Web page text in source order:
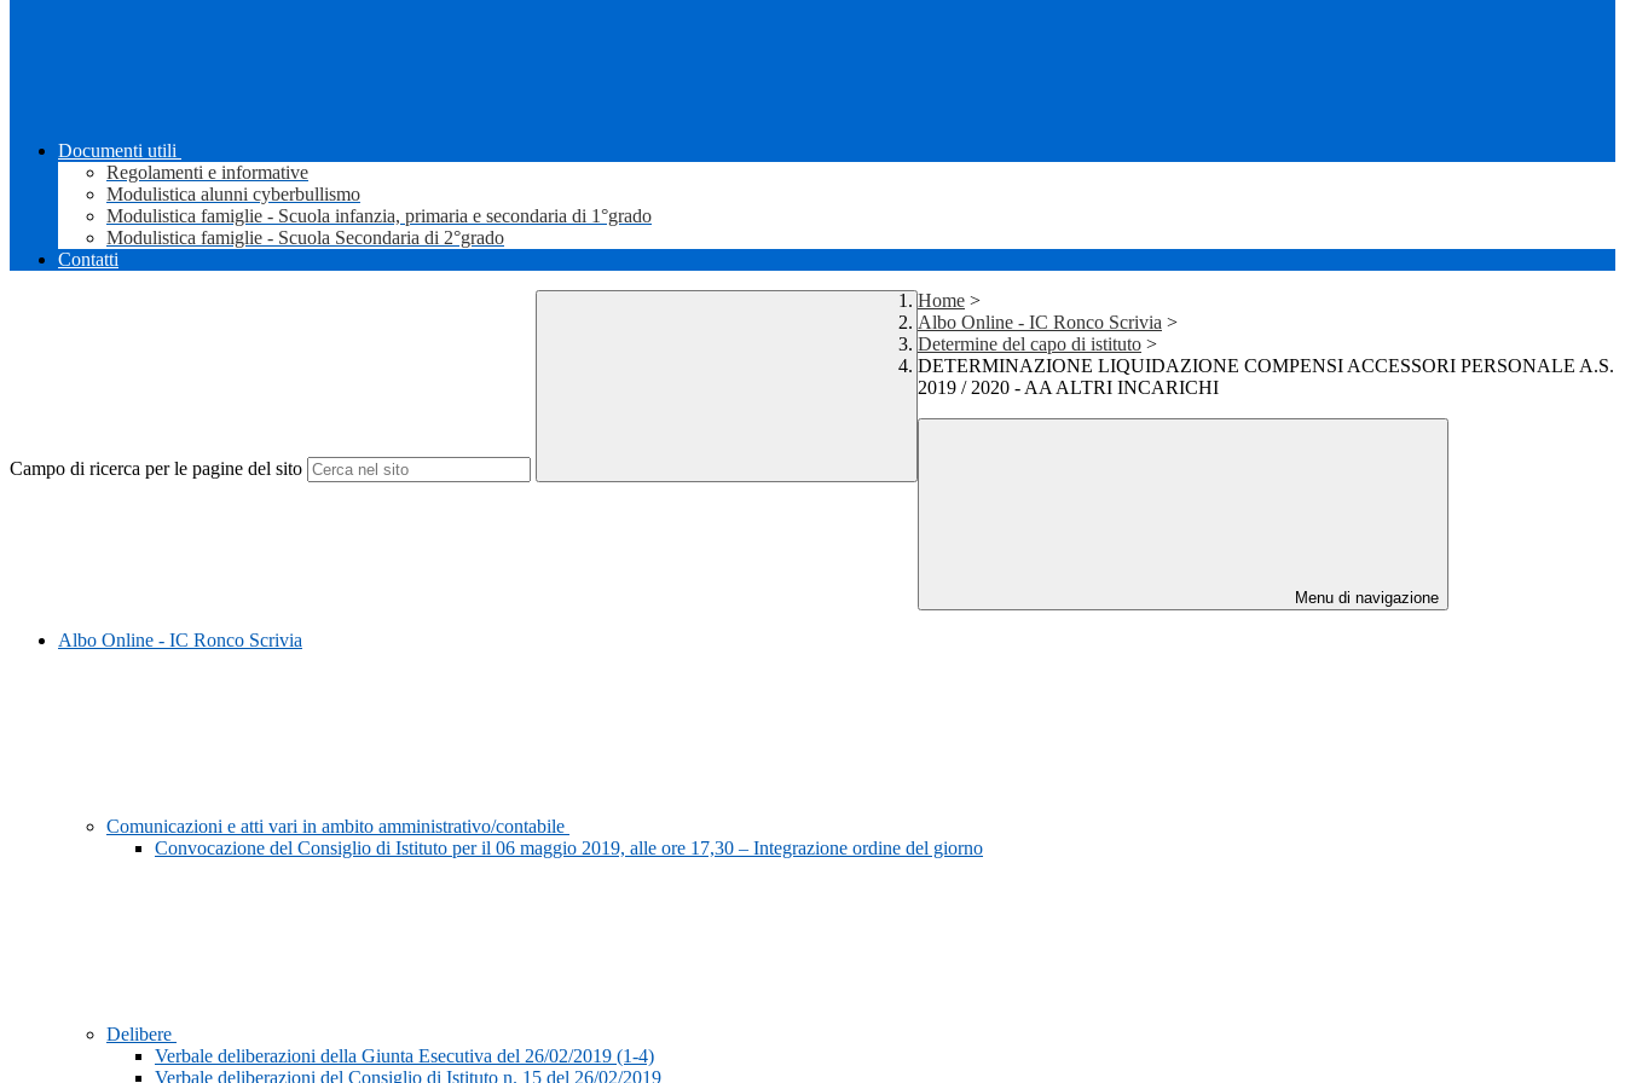
Documenti utili
Regolamenti e informative
Modulistica alunni cyberbullismo
Modulistica famiglie - Scuola infanzia, primaria e secondaria di 1°grado
Modulistica famiglie - Scuola Secondaria di 2°grado
Contatti
Campo di ricerca per le pagine del sito
Home >
Albo Online - IC Ronco Scrivia >
Determine del capo di istituto >
DETERMINAZIONE LIQUIDAZIONE COMPENSI ACCESSORI PERSONALE A.S.
2019 / 2020 - AA ALTRI INCARICHI
Menu di navigazione
Albo Online - IC Ronco Scrivia
Comunicazioni e atti vari in ambito amministrativo/contabile
Convocazione del Consiglio di Istituto per il 06 maggio 2019, alle ore 17,30 – Integrazione ordine del giorno
Delibere
Verbale deliberazioni della Giunta Esecutiva del 26/02/2019 (1-4)
Verbale deliberazioni del Consiglio di Istituto n. 15 del 26/02/2019